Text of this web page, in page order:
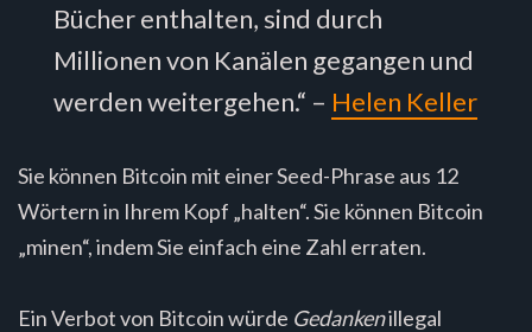
Bücher enthalten, sind durch
Millionen von Kanälen gegangen und
werden weitergehen.“ – Helen Keller
Sie können Bitcoin mit einer Seed-Phrase aus 12
Wörtern in Ihrem Kopf „halten“. Sie können Bitcoin
„minen“, indem Sie einfach eine Zahl erraten.
Ein Verbot von Bitcoin würde Gedankenillegal